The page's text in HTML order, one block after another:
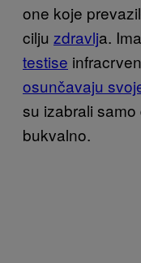
one koje
cilju zdravlja.
testise
osunčavaju
su izabrali
bukvalno.